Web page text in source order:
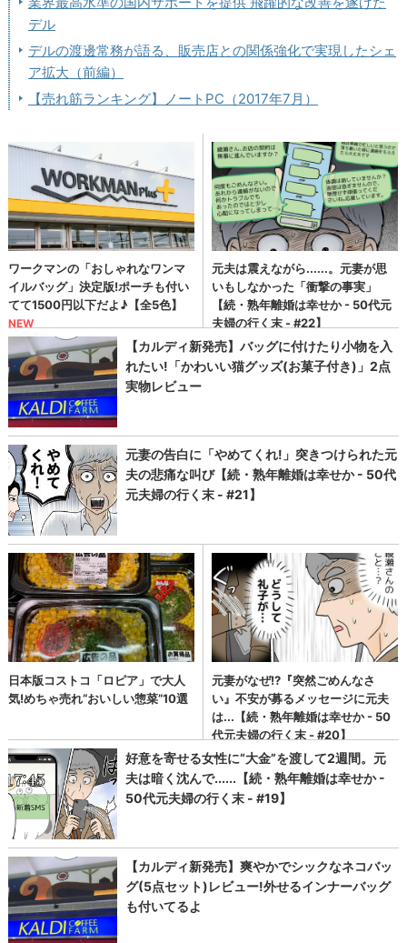
デル
デルの渡邊常務が語る、販売店との関係強化で実現したシェ
ア拡大（前編）
【売れ筋ランキング】ノートPC（2017年7月）